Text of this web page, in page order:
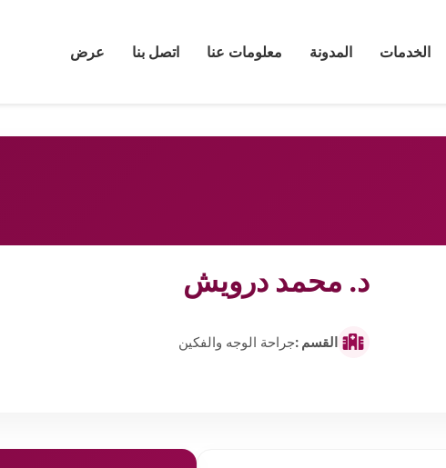
الخدمات المدونة معلومات عنا اتصل بنا عرض
د. محمد درويش
القسم :جراحة الوجه والفكين